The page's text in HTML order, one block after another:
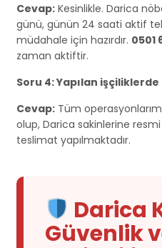
Cevap: Kesinlikle. Darica
günü, günün 24 saati aktif
müdahale için hazırdır. 0501
zaman aktiftir.
Soru 4: Yapılan
Cevap: Tüm
olup, Darica sakinlerine
teslimat yapılmaktadır.
Darica
Güvenlik